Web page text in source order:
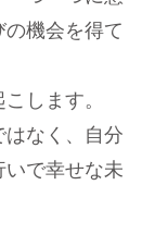
機会を得て
します。
なく、自分
で幸せな未